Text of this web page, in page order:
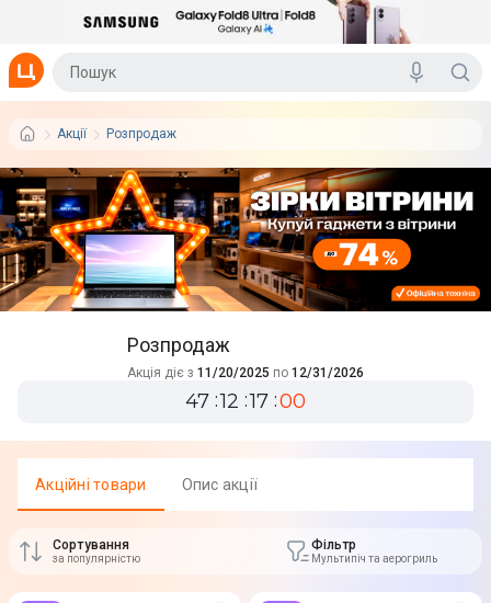
Акції Розпродаж
Розпродаж
Акція діє з 11/20/2025 по 12/31/2026
47 12 17 00
Акцiйнi товари Опис акції
Сортування
за популярністю
Фільтр
Мультипіч та аерогриль